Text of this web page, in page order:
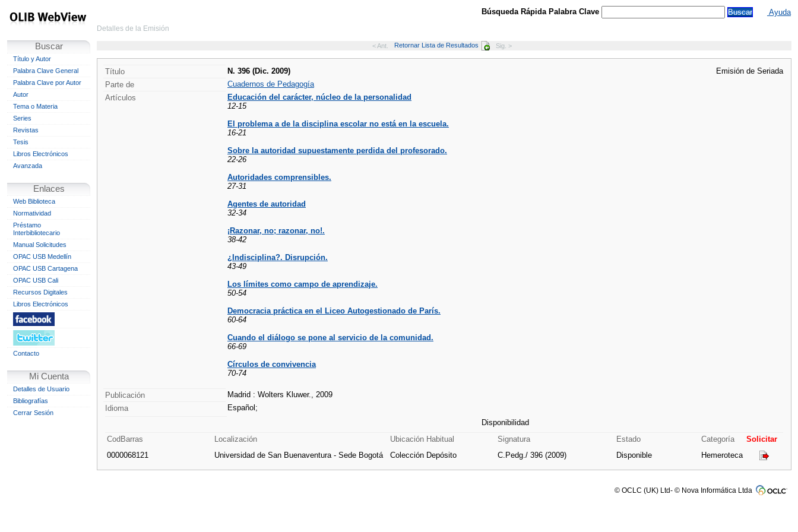
Buscar
Título y Autor
Palabra Clave General
Palabra Clave por Autor
Autor
Tema o Materia
Series
Revistas
Tesis
Libros Electrónicos
Avanzada
Enlaces
Web Biblioteca
Normatividad
Préstamo
Interbibliotecario
Manual Solicitudes
OPAC USB Medellín
OPAC USB Cartagena
OPAC USB Cali
Recursos Digitales
Libros Electrónicos
Contacto
Mi Cuenta
Detalles de Usuario
Bibliografías
Cerrar Sesión
Búsqueda Rápida Palabra Clave Ayuda
Detalles de la Emisión
< Ant. Retornar Lista de Resultados Sig. >
Título N. 396 (Dic. 2009)
Emisión de Seriada
Parte de
Cuadernos de Pedagogía
Artículos
Educación del carácter, núcleo de la personalidad
12-15
El problema a de la disciplina escolar no está en la escuela.
16-21
Sobre la autoridad supuestamente perdida del profesorado.
22-26
Autoridades comprensibles.
27-31
Agentes de autoridad
32-34
¡Razonar, no; razonar, no!.
38-42
¿Indisciplina?. Disrupción.
43-49
Los límites como campo de aprendizaje.
50-54
Democracia práctica en el Liceo Autogestionado de París.
60-64
Cuando el diálogo se pone al servicio de la comunidad.
66-69
Círculos de convivencia
70-74
Publicación
Madrid : Wolters Kluwer., 2009
Idioma
Español;
Disponibilidad
CodBarras
Localización Ubicación Habitual Signatura Estado Categoría
Solicitar
0000068121
Universidad de San Buenaventura - Sede Bogotá Colección Depósito C.Pedg./ 396 (2009) Disponible Hemeroteca
© OCLC (UK) Ltd- © Nova Informática Ltda